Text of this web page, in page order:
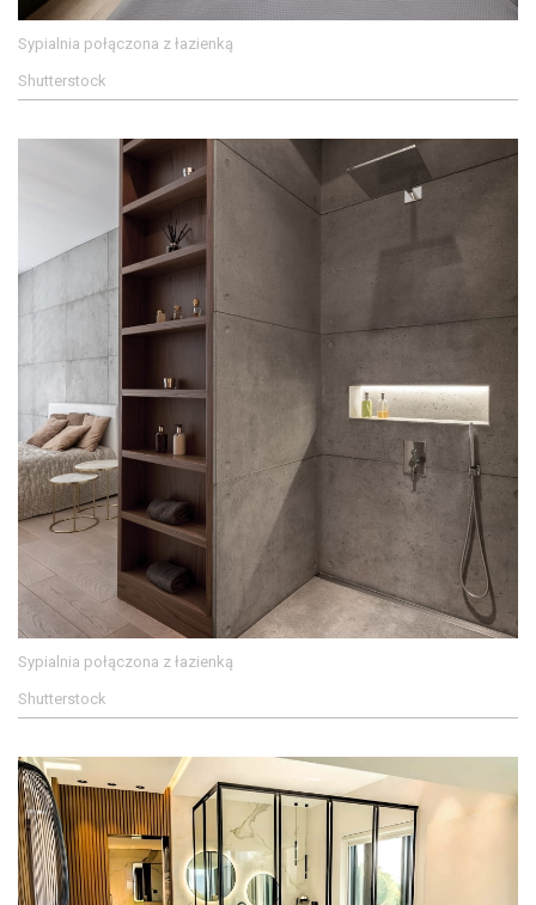
Sypialnia połączona z łazienką
Shutterstock
Sypialnia połączona z łazienką
Shutterstock